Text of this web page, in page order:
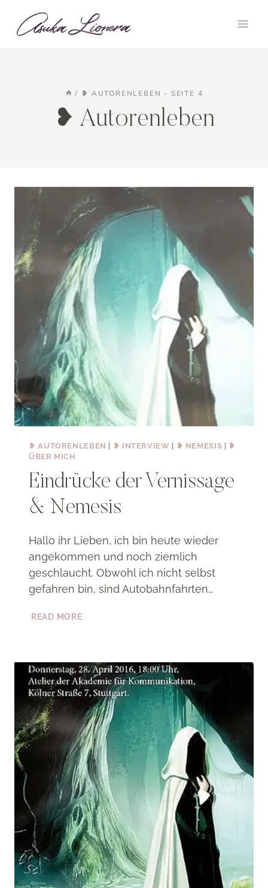
Inhalt
springen
/ ❥ AUTORENLEBEN - SEITE 4
❥ Autorenleben
❥ AUTORENLEBEN ❥ INTERVIEW ❥ NEMESIS
❥
ÜBER MICH
Eindrücke der Vernissage
& Nemesis
Hallo ihr Lieben, ich bin heute wieder
angekommen und noch ziemlich
geschlaucht. Obwohl ich nicht selbst
gefahren bin, sind Autobahnfahrten…
READ MOREEINDRÜCKE
NEMESIS